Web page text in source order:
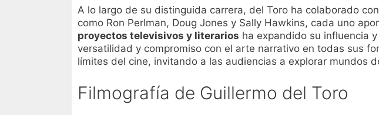
A lo largo de su distinguida carrera, del Toro ha colaborado
como Ron Perlman, Doug Jones y Sally Hawkins, cada uno
proyectos televisivos y literarios ha expandido su influencia
versatilidad y compromiso con el arte narrativo en todas sus
límites del cine, invitando a las audiencias a explorar mundos
Filmografía de Guillermo del Toro